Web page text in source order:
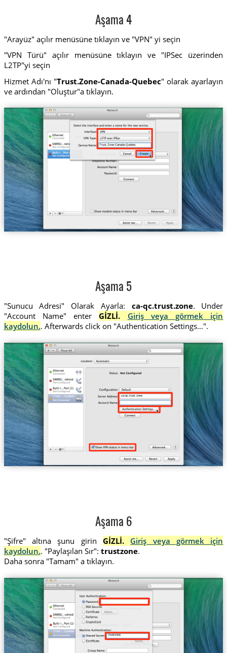
Aşama 4
"Arayüz" açılır menüsüne tıklayın ve "VPN" yi seçin
"VPN Türü" açılır menüsüne tıklayın ve "IPSec üzerinden
L2TP"yi seçin
Hizmet Adı'nı "Trust.Zone-Canada-Quebec" olarak ayarlayın
ve ardından "Oluştur"a tıklayın.
Trust.Zone-Canada-Quebec
Aşama 5
"Sunucu Adresi" Olarak Ayarla: ca-qc.trust.zone. Under
"Account Name" enterGİZLİ. Giriş veya görmek için
kaydolun.. Afterwards click on "Authentication Settings…".
Trust....Quebec ca-qc.trust.zone
Aşama 6
"Şifre" altına şunu girin GİZLİ. Giriş veya görmek için
kaydolun.. "Paylaşılan Sır": trustzone.
Daha sonra "Tamam" a tıklayın.
Trust....Quebec
trustzone